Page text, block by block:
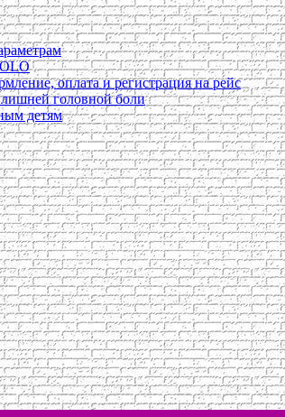
оплата и регистрация на рейс
лишней головной боли
детям